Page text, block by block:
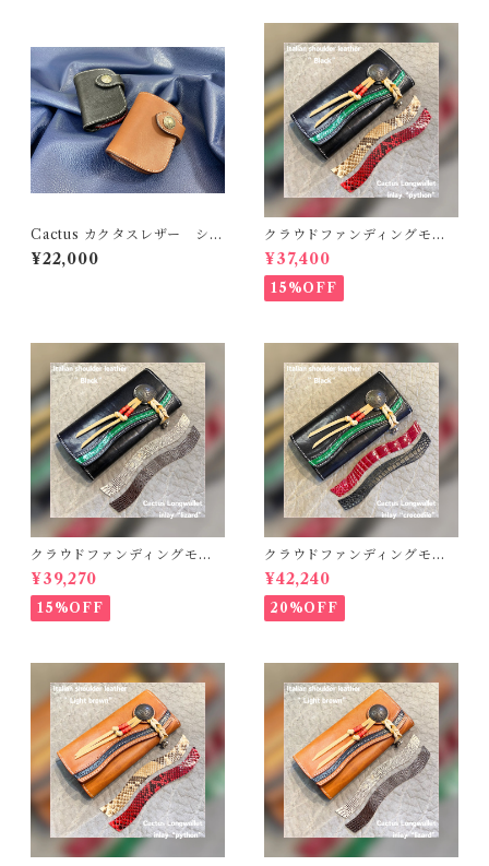
Cactus カクタスレザー ショ
ートウォレット02 ブラウン
¥22,000
クラウドファンディングモデ
ル！Cactus・カクタス ロン
グウォレット（CWBL-03）
インレイ・パイソン × イタリ
アンショルダーレザー コン
¥37,400
15%OFF
クラウドファンディングモデ
ル！Cactus・カクタス ロン
グウォレット（CWBL-03）
インレイ・リザード × イタリ
アンショルダーレザー コン
¥39,270
15%OFF
クラウドファンディングモデ
ル！Cactus・カクタス ロン
グウォレット（CWBL-03）
インレイ・クロコダイル × イ
タリアンショルダーレザー
¥42,240
20%OFF